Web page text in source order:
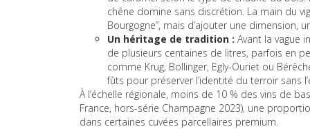
chêne domine sans discrétion. La main du
Bourgogne”, mais d’ajouter une dimension,
Un héritage de tradition : Avant la vague
de plusieurs centaines de litres, parfois en
comme Krug, Bollinger, Egly-Ouriet ou
fûts pour préserver l’identité du terroir sans
À l’échelle régionale, moins de 10 % des vins de
France, hors-série Champagne 2023), une
dans certaines cuvées parcellaires premium.